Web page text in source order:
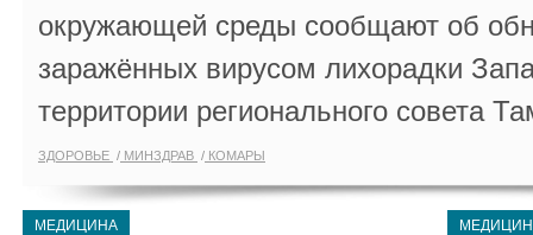
окружающей среды сообщают об
заражённых вирусом лихорадки
территории регионального совета
ЗДОРОВЬЕ МИНЗДРАВ КОМАРЫ
МЕДИЦИНА